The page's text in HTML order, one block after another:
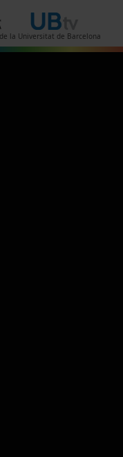
la Universitat de Barcelona